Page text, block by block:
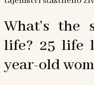
What’s the
life? 25 life
year-old